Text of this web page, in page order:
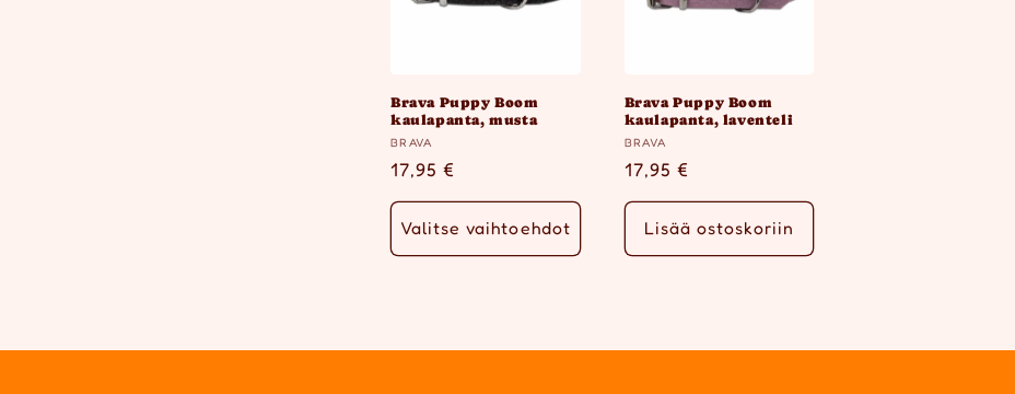
Brava Puppy Boom
kaulapanta, musta
Myyjä:
BRAVA
Normaalihinta
17,95 €
Valitse vaihtoehdot
Brava Puppy Boom
kaulapanta, laventeli
Myyjä:
BRAVA
Normaalihinta
17,95 €
Lisää ostoskoriin